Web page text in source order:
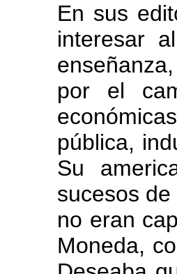
En sus
interesar
por el
pública,
Su
sucesos
no eran
Moneda,